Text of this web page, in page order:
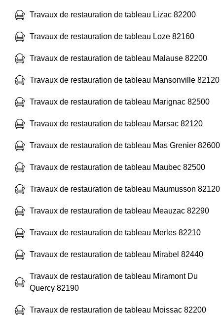
Travaux de restauration de tableau Lizac 82200
Travaux de restauration de tableau Loze 82160
Travaux de restauration de tableau Malause 82200
Travaux de restauration de tableau Mansonville 82120
Travaux de restauration de tableau Marignac 82500
Travaux de restauration de tableau Marsac 82120
Travaux de restauration de tableau Mas Grenier 82600
Travaux de restauration de tableau Maubec 82500
Travaux de restauration de tableau Maumusson 82120
Travaux de restauration de tableau Meauzac 82290
Travaux de restauration de tableau Merles 82210
Travaux de restauration de tableau Mirabel 82440
Travaux de restauration de tableau Miramont Du
Quercy 82190
Travaux de restauration de tableau Moissac 82200